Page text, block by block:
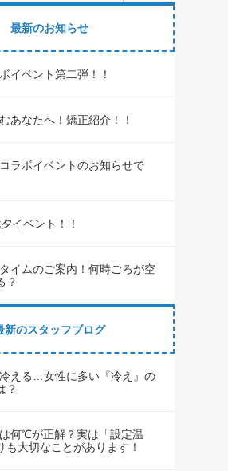
最新のお知らせ
イベント第二弾！！
あなたへ！矯正紹介！！
ラボイベントのお知らせで
イベント！！
イムのご案内！何時ごろが空
？
新のスタッフブログ
える…女性に多い『冷え』の
？
何℃が正解？実は「設定温
も大切なことがあります！